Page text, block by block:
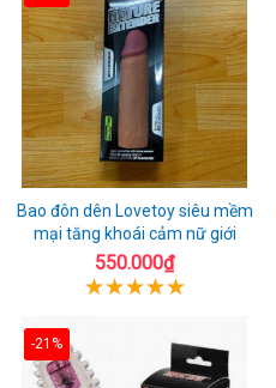
Bao đôn dên Lovetoy siêu mềm
mại tăng khoái cảm nữ giới
550.000₫
-21%